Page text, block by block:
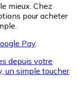
mieux. Chez
pour acheter
Pay
depuis votre
un simple toucher